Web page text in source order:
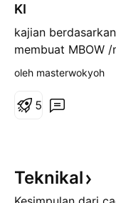
KI
kajian
membuat MBOW
weekly H/270 O/
dengan volume
alert pada garis/
apabila alert
oleh masterwokyoh
5
Teknikal